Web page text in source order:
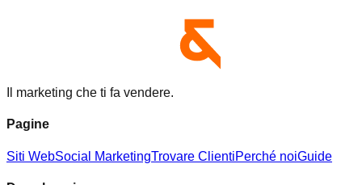
Il marketing che ti fa vendere.
Pagine
Siti WebSocial MarketingTrovare ClientiPerché noiGuide